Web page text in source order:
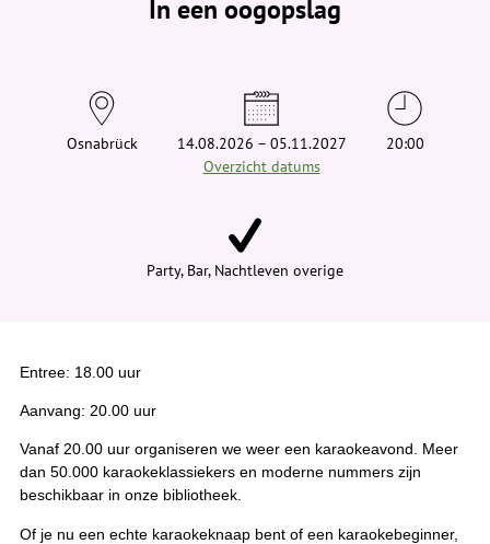
i
In een oogopslag
Osnabrück
14.08.2026 – 05.11.2027
Overzicht datums
20:00
Party, Bar, Nachtleven overige
Entree: 18.00 uur
Aanvang: 20.00 uur
Vanaf 20.00 uur organiseren we weer een karaokeavond. Meer
dan 50.000 karaokeklassiekers en moderne nummers zijn
beschikbaar in onze bibliotheek.
Of je nu een echte karaokeknaap bent of een karaokebeginner,